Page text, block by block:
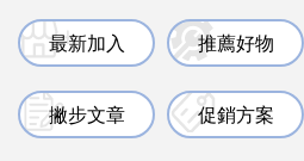
最新加入 推薦好物
撇步文章 促銷方案